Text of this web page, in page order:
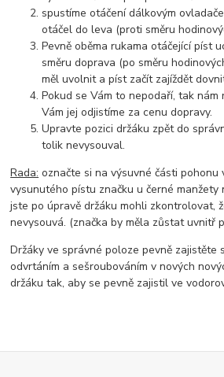
spustíme otáčení dálkovým
otáčel do leva (proti směru
Pevně oběma rukama otáčející píst
směru doprava (po směru
měl uvolnit a píst začít zajíždět
Pokud se Vám to nepodaří, tak
Vám jej odjistíme za cenu dopravy.
Upravte pozici držáku zpět do
tolik nevysouval.
Rada: označte si na výsuvné části pohonu
vysunutého pístu značku u černé manžety
jste po úpravě držáku mohli zkontrolovat,
nevysouvá. (značka by měla zůstat uvnitř
Držáky ve správné poloze pevně zajistěte
odvrtáním a sešroubováním v nových
držáku tak, aby se pevně zajistil ve